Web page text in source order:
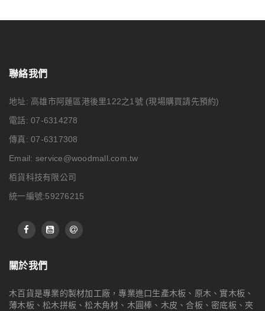
聯絡我們
地址: 高雄市阿蓮區港後里122之1號 (現場購買請先預約)
電話: 07-6314278
傳真: 07-6317308
Email: service@woodmall.com.tw
栢貨科技有限公司
統一編號:59276215
關於我們
木百貨是專業的製材加工廠，專業進口生產木板、原木、實木板、
薄木板、松木拼板、松木角材、木圓棒、木皮、合板、密底板、夾